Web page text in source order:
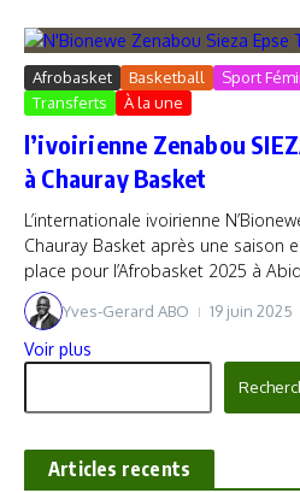
Afrobasket Basketball Sport
Transferts
À la une
l’ivoirienne Zenabou
à Chauray Basket
L’internationale ivoirienne
Chauray Basket après une saison
place pour l’Afrobasket 2025 à
Yves-Gerard ABO 19 juin 2025
Voir plus
Articles recents